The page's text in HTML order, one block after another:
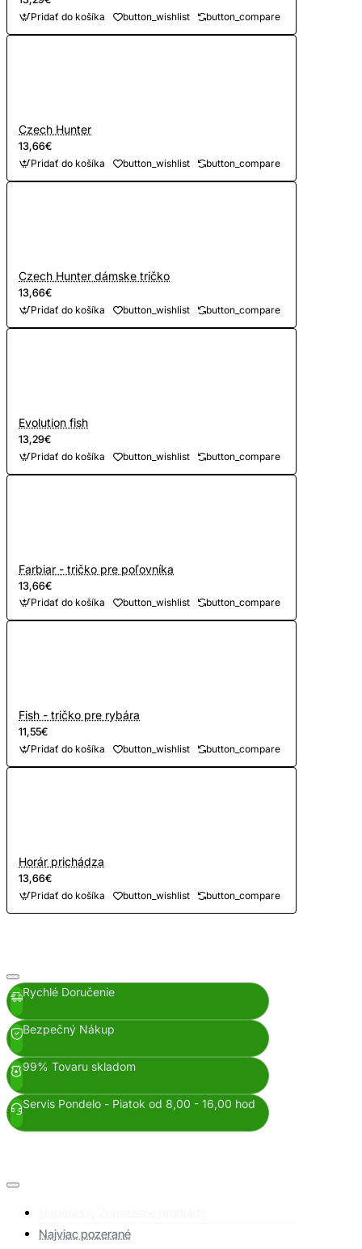
Pridať do košíka button_wishlist button_compare
Czech Hunter
13,66€
Pridať do košíka button_wishlist button_compare
Czech Hunter dámske tričko
13,66€
Pridať do košíka button_wishlist button_compare
Evolution fish
13,29€
Pridať do košíka button_wishlist button_compare
Farbiar - tričko pre poľovníka
13,66€
Pridať do košíka button_wishlist button_compare
Fish - tričko pre rybára
11,55€
Pridať do košíka button_wishlist button_compare
Horár prichádza
13,66€
Pridať do košíka button_wishlist button_compare
Rychlé Doručenie
Bezpečný Nákup
99% Tovaru skladom
Servis Pondelo - Piatok od 8,00 - 16,00 hod
Najviac pozerané